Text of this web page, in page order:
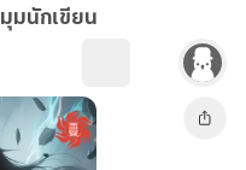
มุมนักเขียน